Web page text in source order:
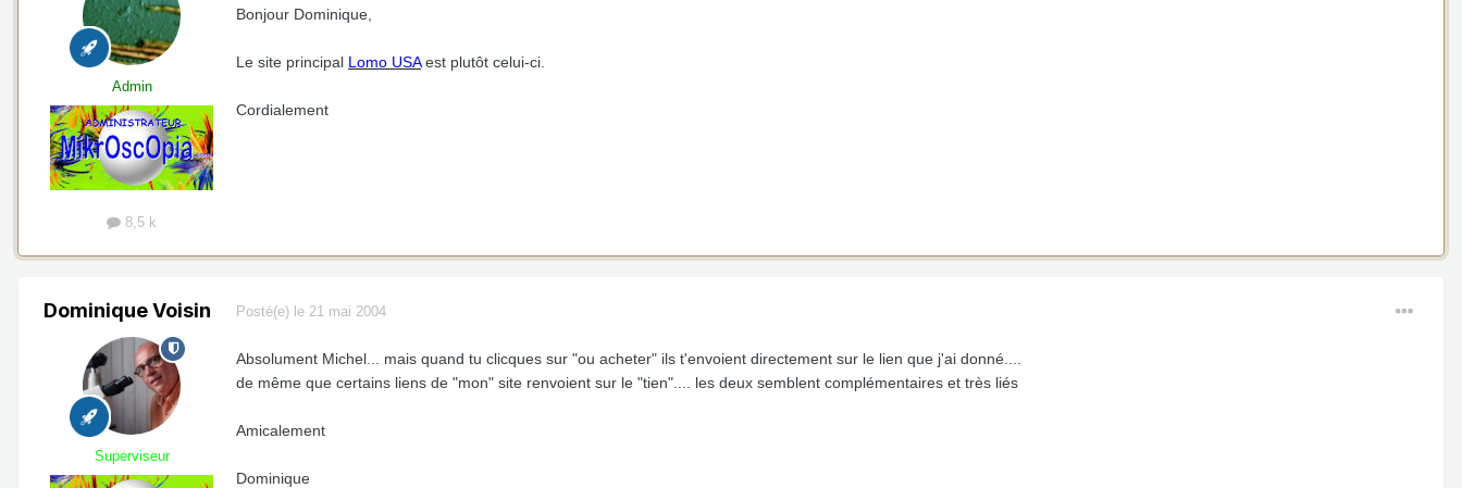
Admin
8,5 k
Bonjour Dominique,
Le site principal Lomo USAest plutôt celui-ci.
Cordialement
Dominique Voisin
Superviseur
Posté(e) le 21 mai 2004
Absolument Michel... mais quand tu clicques sur "ou acheter" ils t'envoient directement sur le lien que j'ai donné....
de même que certains liens de "mon" site renvoient sur le "tien".... les deux semblent complémentaires et très liés
Amicalement
Dominique